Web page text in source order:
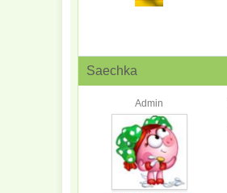
Saechka
Admin